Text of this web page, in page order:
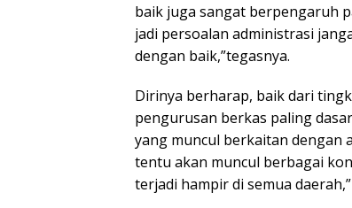
baik juga sangat berpengaruh
jadi persoalan administrasi
dengan baik,”tegasnya.
Dirinya berharap, baik dari
pengurusan berkas paling
yang muncul berkaitan dengan
tentu akan muncul berbagai
terjadi hampir di semua